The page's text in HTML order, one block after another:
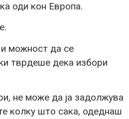
оди кон Европа.
можност да се
тврдеше дека избори
не може да ја задолжува
колку што сака, одеднаш